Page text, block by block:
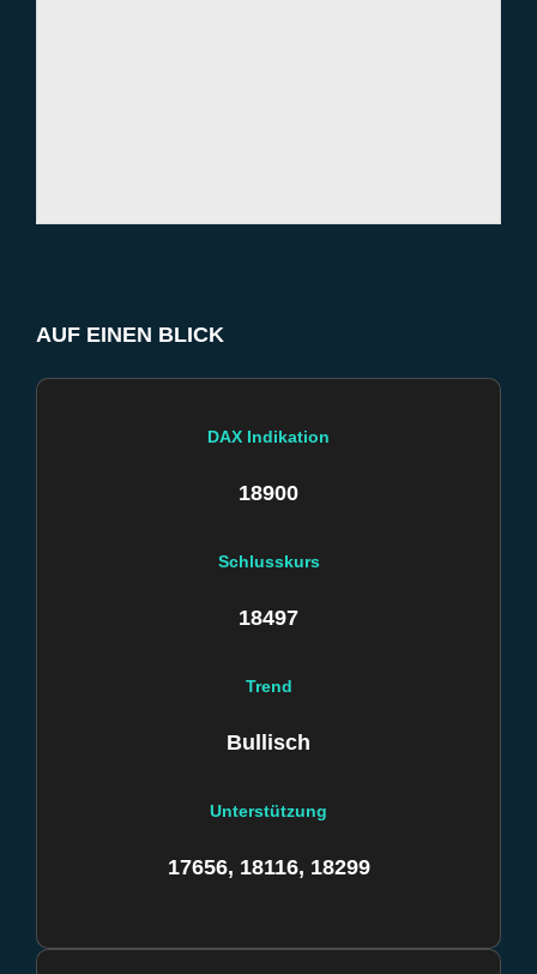
AUF EINEN BLICK
DAX Indikation
18900
Schlusskurs
18497
Trend
Bullisch
Unterstützung
17656, 18116, 18299